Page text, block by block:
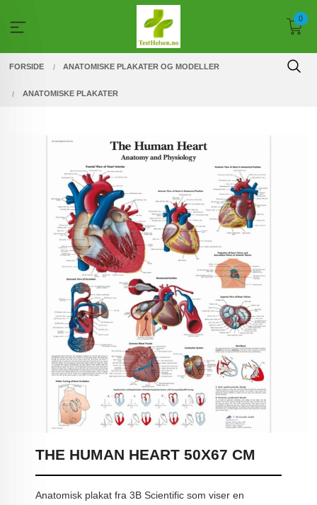
innholdet
0
FORSIDE ANATOMISKE PLAKATER OG MODELLER
ANATOMISKE PLAKATER
THE HUMAN HEART 50X67 CM
Anatomisk plakat fra 3B Scientific som viser en